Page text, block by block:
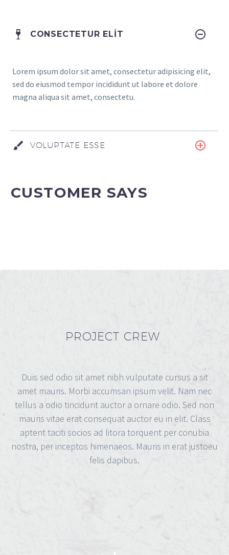
CONSECTETUR ELIT
Lorem ipsum dolor sit amet, consectetur adipisicing elit,
sed do eiusmod tempor incididunt ut labore et dolore
magna aliqua sit amet, consectetu.
VOLUPTATE ESSE
CUSTOMER SAYS
PROJECT CREW
Duis sed odio sit amet nibh vulputate cursus a sit
amet mauris. Morbi accumsan ipsum velit. Nam nec
tellus a odio tincidunt auctor a ornare odio. Sed non
mauris vitae erat consequat auctor eu in elit. Class
aptent taciti socios ad litora torquent per conubia
nostra, per inceptos himenaeos. Mauris in erat justoeu
felis dapibus.